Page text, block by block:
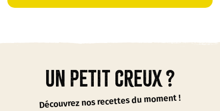
Un petit creux ?
Découvrez nos recettes du moment !